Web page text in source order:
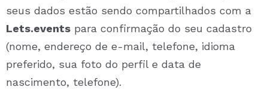
seus dados estão sendo compartilhados com a
Lets.events para confirmação do seu cadastro
(nome, endereço de e-mail, telefone, idioma
preferido, sua foto do perfil e data de
nascimento, telefone).